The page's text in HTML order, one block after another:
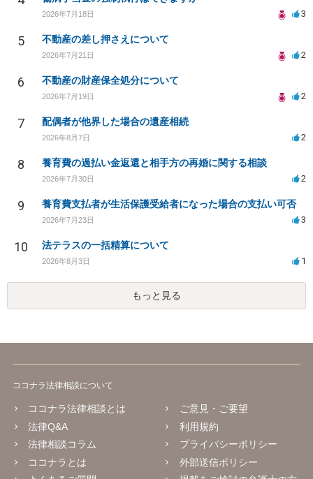
2026年7月18日 3
5 不動産の差し押さえについて
2026年7月21日 2
6 不動産の財産保全処分について
2026年7月19日 2
7 配偶者が他界した場合の遺産相続
2026年8月7日 2
8 養育費の過払い金返還と相手方の再婚に関する相談
2026年7月30日 2
9 養育費支払者が生活保護受給者になった場合の支払い可否
2026年7月23日 3
10 法テラスの一括精算について
2026年8月3日 1
もっと見る
ココナラ法律相談について
ココナラ法律相談とは
法律Q&A
法律相談コラム
ココナラとは
ご意見・ご要望
利用規約
プライバシーポリシー
外部送信ポリシー